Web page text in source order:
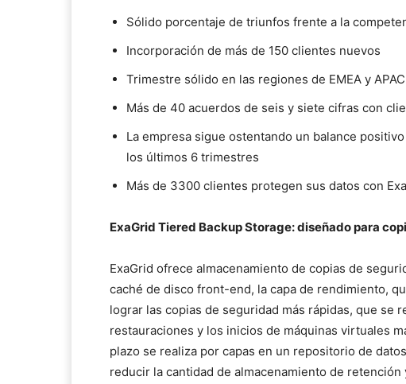
Sólido porcentaje de triunfos frente a la
Incorporación de más de 150 clientes nuevos
Trimestre sólido en las regiones de EMEA y APAC
Más de 40 acuerdos de seis y siete cifras con
La empresa sigue ostentando un balance
los últimos 6 trimestres
Más de 3300 clientes protegen sus datos con
ExaGrid Tiered Backup Storage: diseñado para
ExaGrid ofrece almacenamiento de copias de
caché de disco front-end, la capa de rendimiento,
lograr las copias de seguridad más rápidas, que se
restauraciones y los inicios de máquinas virtuales
plazo se realiza por capas en un repositorio de
reducir la cantidad de almacenamiento de